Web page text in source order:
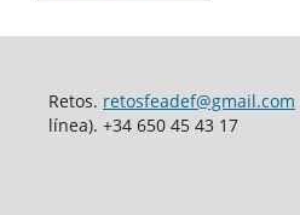
Retos. retosfeadef@gmail.com
línea). +34 650 45 43 17